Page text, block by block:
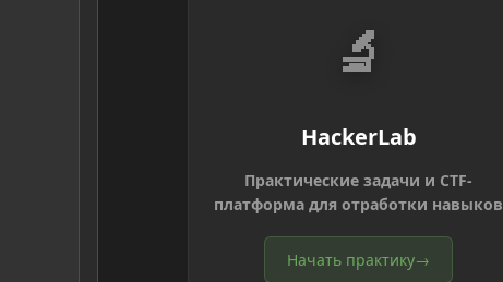
🔬
HackerLab
Практические задачи и CTF-
платформа для отработки навыков
Начать практику→